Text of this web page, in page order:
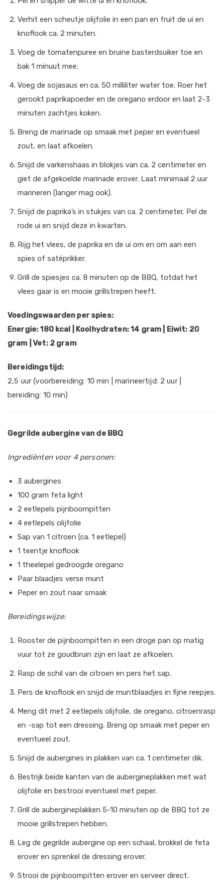
Verhit een scheutje olijfolie in een pan en fruit de ui en
knoflook ca. 2 minuten.
Voeg de tomatenpuree en bruine basterdsuiker toe en
bak 1 minuut mee.
Voeg de sojasaus en ca. 50 milliliter water toe. Roer het
gerookt paprikapoeder en de oregano erdoor en laat 2-3
minuten zachtjes koken.
Breng de marinade op smaak met peper en eventueel
zout, en laat afkoelen.
Snijd de varkenshaas in blokjes van ca. 2 centimeter en
giet de afgekoelde marinade erover. Laat minimaal 2 uur
marineren (langer mag ook).
Snijd de paprika’s in stukjes van ca. 2 centimeter. Pel de
rode ui en snijd deze in kwarten.
Rijg het vlees, de paprika en de ui om en om aan een
spies of satéprikker.
Grill de spiesjes ca. 8 minuten op de BBQ, totdat het
vlees gaar is en mooie grillstrepen heeft.
Voedingswaarden per spies:
Energie: 180 kcal | Koolhydraten: 14 gram | Eiwit: 20
gram | Vet: 2 gram
Bereidingstijd:
2,5 uur (voorbereiding: 10 min | marineertijd: 2 uur |
bereiding: 10 min)
Gegrilde aubergine van de BBQ
Ingrediënten voor 4 personen:
3 aubergines
100 gram feta light
2 eetlepels pijnboompitten
4 eetlepels olijfolie
Sap van 1 citroen (ca. 1 eetlepel)
1 teentje knoflook
1 theelepel gedroogde oregano
Paar blaadjes verse munt
Peper en zout naar smaak
Bereidingswijze:
Rooster de pijnboompitten in een droge pan op matig
vuur tot ze goudbruin zijn en laat ze afkoelen.
Rasp de schil van de citroen en pers het sap.
Pers de knoflook en snijd de muntblaadjes in fijne reepjes.
Meng dit met 2 eetlepels olijfolie, de oregano, citroenrasp
en -sap tot een dressing. Breng op smaak met peper en
eventueel zout.
Snijd de aubergines in plakken van ca. 1 centimeter dik.
Bestrijk beide kanten van de aubergineplakken met wat
olijfolie en bestrooi eventueel met peper.
Grill de aubergineplakken 5-10 minuten op de BBQ tot ze
mooie grillstrepen hebben.
Leg de gegrilde aubergine op een schaal, brokkel de feta
erover en sprenkel de dressing erover.
Strooi de pijnboompitten erover en serveer direct.